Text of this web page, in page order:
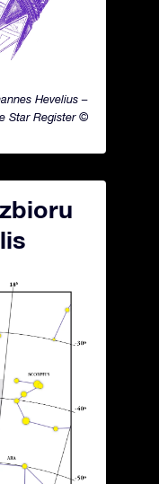
Hevelius –
Star Register ©